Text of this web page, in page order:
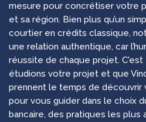
mesure pour concrétiser votre
et sa région. Bien plus qu’un
courtier en crédits classique,
une relation authentique, car
réussite de chaque projet.
étudions votre projet et que
prennent le temps de découvrir
pour vous guider dans le choix
bancaire, des pratiques les plus